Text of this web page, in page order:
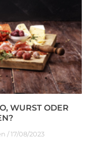
WURST ODER
/ 17/08/2023